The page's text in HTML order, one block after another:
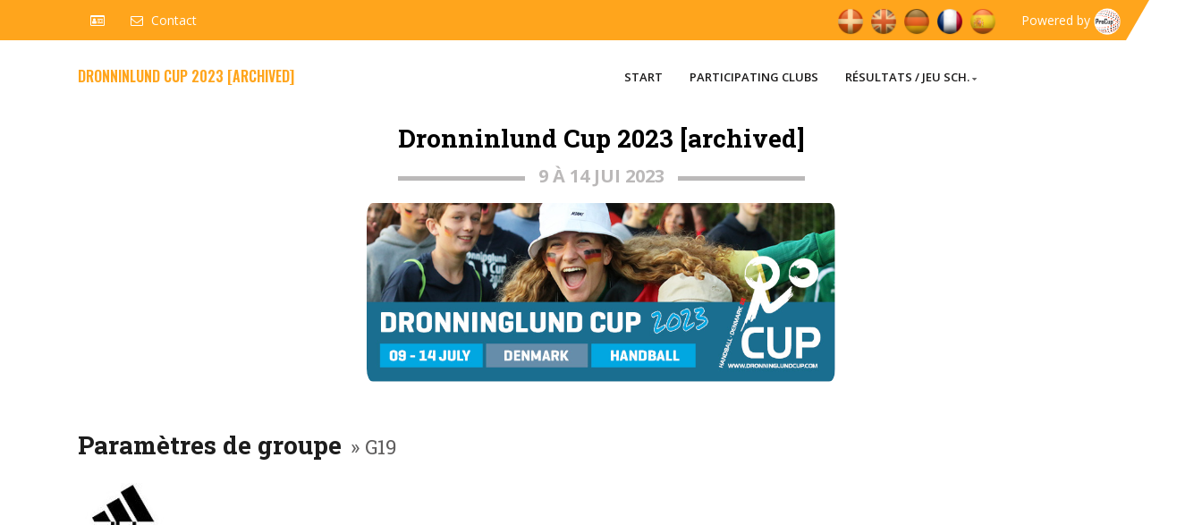
Contact Powered by
DRONNINLUND CUP 2023 [ARCHIVED] START PARTICIPATING CLUBS RÉSULTATS / JEU SCH.
Dronninlund Cup 2023 [archived]
9 À 14 JUI 2023
Paramètres de groupe » G19